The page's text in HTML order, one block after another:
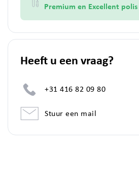
Premium en Excellent polis
Heeft u een vraag?
+31 416 82 09 80
Stuur een mail